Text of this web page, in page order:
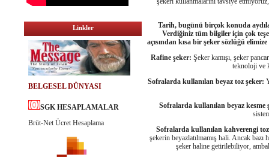
Linkler
BELGESEL DÜNYASI
SGK HESAPLAMALAR
Brüt-Net Ücret Hesaplama
Tarih, bugünü birçok konuda
Verdiğiniz tüm bilgiler için çok
açısından kısa bir şeker sözlüğü
Rafine şeker: Şeker kamışı, şeker
teknoloji ve
Sofralarda kullanılan beyaz toz şeker:
Sofralarda kullanılan beyaz kesme
Sofralarda kullanılan kahverengi
şekerin beyazlatılmamış hali. Ancak
şeker haline getirilebiliyor,